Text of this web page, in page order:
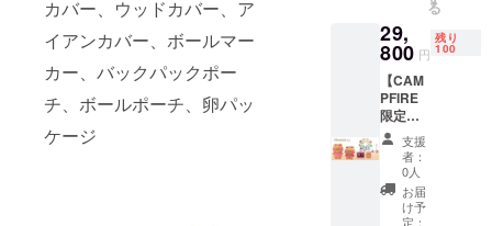
カバー、ウッドカバー、ア
イアンカバー、ボールマー
カー、バックパックポー
チ、ボールポーチ、卵パッ
ケージ
い。 ※
ご注文
状況、
使用部
材の供
給状
況、製
造工程
上の都
合等に
より出
バー、
ネーム
タグ、
リール
タオル
※デザイ
ン・仕
様は変
更にな
る可能
性もご
る
29,
800 円
残り
100
【CAM
PFIRE
限定】
Chonini
Set
【リ
ターン
内容】
・ドラ
支援
者：
0人
お届
け予
定：